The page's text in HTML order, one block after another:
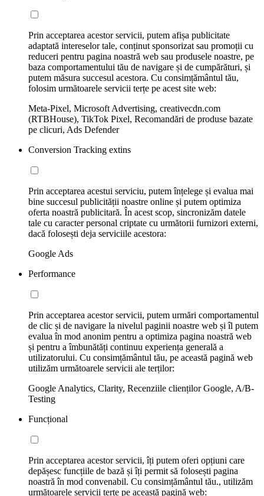
Prin acceptarea acestor servicii, putem afișa publicitate
adaptată intereselor tale, conținut sponsorizat sau promoții cu
reduceri pentru pagina noastră web sau produsele noastre, pe
baza comportamentului tău de navigare și de cumpărături, și
putem măsura succesul acestora. Cu consimțământul tău,
folosim următoarele servicii terțe pe acest site web:
Meta-Pixel, Microsoft Advertising, creativecdn.com
(RTBHouse), TikTok Pixel, Recomandări de produse bazate
pe clicuri, Ads Defender
Conversion Tracking extins
Prin acceptarea acestui serviciu, putem înțelege și evalua mai
bine succesul publicității noastre online și putem optimiza
oferta noastră publicitară. În acest scop, sincronizăm datele
tale cu caracter personal criptate cu următorii furnizori externi,
dacă folosești deja serviciile acestora:
Google Ads
Performance
Prin acceptarea acestor servicii, putem urmări comportamentul
de clic și de navigare la nivelul paginii noastre web și îl putem
evalua în mod anonim pentru a optimiza pagina noastră web
și pentru a îmbunătăți continuu experiența generală a
utilizatorului. Cu consimțământul tău, pe această pagină web
utilizăm următoarele servicii ale terților:
Google Analytics, Clarity, Recenziile clienților Google, A/B-
Testing
Funcțional
Prin acceptarea acestor servicii, îți putem oferi opțiuni care
depășesc funcțiile de bază și îți permit să folosești pagina
noastră în mod convenabil. Cu consimțământul tău., utilizăm
următoarele servicii terțe pe această pagină web: